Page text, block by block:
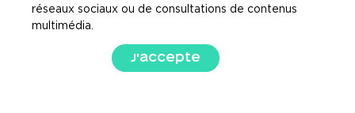
réseaux sociaux ou de consultations de contenus
multimédia.
J'accepte